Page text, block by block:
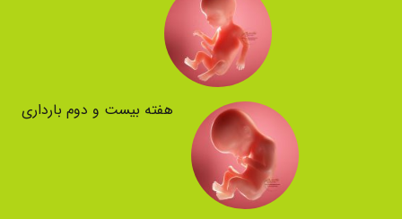
هفته بیست و دوم بارداری